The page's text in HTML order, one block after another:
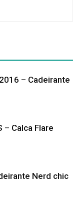
– Cadeirante
– Calca Flare
Nerd chic